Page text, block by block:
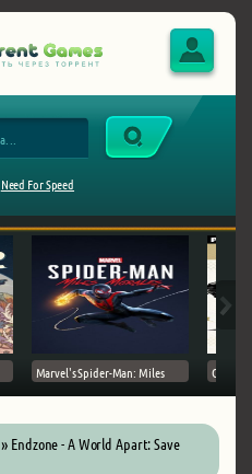
Need For Speed
Marvel's Spider-Man: Miles Ghost
» Endzone - A World Apart: Save